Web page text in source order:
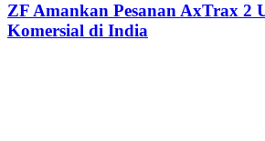
ZF Amankan Pesanan AxTrax 2
Komersial di India